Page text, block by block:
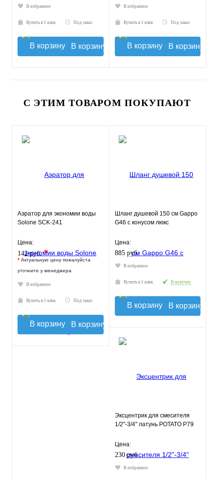
В избранное
Купить в 1 клик Под заказ
В корзину
В избранное
Купить в 1 клик Под заказ
В корзину
С ЭТИМ ТОВАРОМ ПОКУПАЮТ
Аэратор для экономии воды
Solone SCK-241
Цена:
142 руб.*
* Актуальную цену пожалуйста
уточните у менеджера
В избранное
Купить в 1 клик Под заказ
В корзину
Шланг душевой 150 см Gappo
G46 с конусом люкс
Цена:
885 руб.
В избранное
Купить в 1 клик В наличии
В корзину
Эксцентрик для смесителя
1/2"-3/4" латунь POTATO Р79
Цена:
230 руб.
В избранное